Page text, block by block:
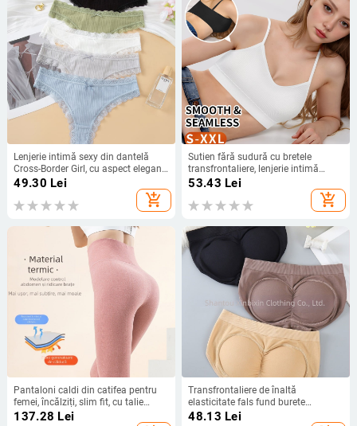
Lenjerie intimă sexy din dantelă
Cross-Border Girl, cu aspect elegant,
ușoară, respirabilă, din bumbac,
49.30 Lei
add_shopping_cart
Sutien fără sudură cu bretele
transfrontaliere, lenjerie intimă
pentru femei, fată dolofană, fără
rame, lenjerie intimă, fără sudură,
mărime plus, sutien
53.43 Lei
add_shopping_cart
Pantaloni caldi din catifea pentru
femei, încălziți, slim fit, cu talie
înaltă, pentru abdomen, colanți
137.28 Lei
Transfrontaliere de înaltă
elasticitate fals fund burete
detașabil pad lenjerie pentru femei
48.13 Lei